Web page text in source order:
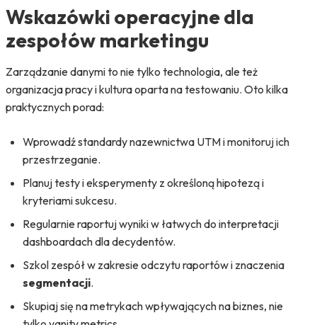
Wskazówki operacyjne dla
zespołów marketingu
Zarządzanie danymi to nie tylko technologia, ale też
organizacja pracy i kultura oparta na testowaniu. Oto kilka
praktycznych porad:
Wprowadź standardy nazewnictwa UTM i monitoruj ich
przestrzeganie.
Planuj testy i eksperymenty z określoną hipotezą i
kryteriami sukcesu.
Regularnie raportuj wyniki w łatwych do interpretacji
dashboardach dla decydentów.
Szkol zespół w zakresie odczytu raportów i znaczenia
segmentacji.
Skupiaj się na metrykach wpływających na biznes, nie